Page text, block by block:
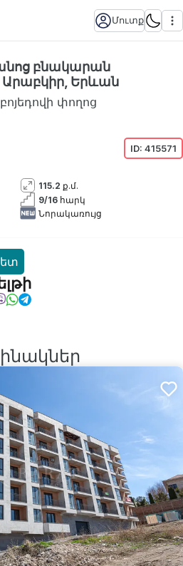
Մուտք
բնակարան
Արաբկիր, Երևան
փողոց
ID: 415571
115.2 ք.մ.
9/16 հարկ
Նորակառույց